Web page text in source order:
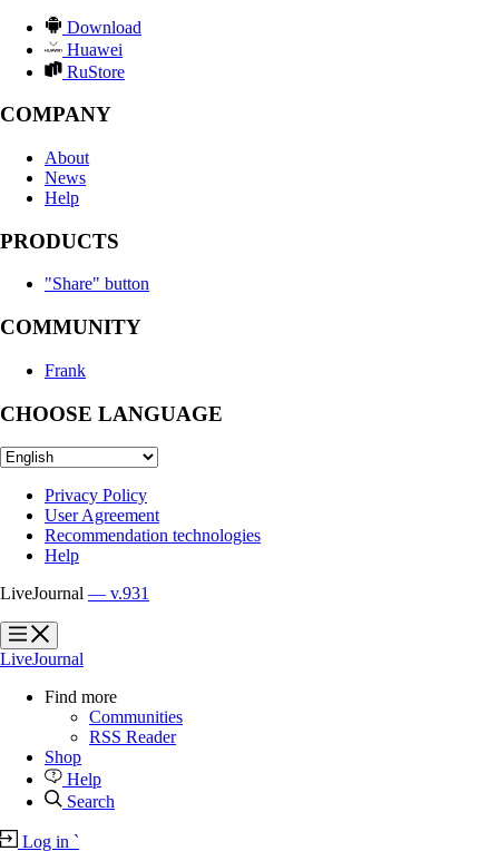
Download
Huawei
RuStore
COMPANY
About
News
Help
PRODUCTS
"Share" button
COMMUNITY
Frank
CHOOSE LANGUAGE
Privacy Policy
User Agreement
Recommendation technologies
Help
LiveJournal — v.931
?
?
LiveJournal
Find more
Communities
RSS Reader
Shop
Help
Search
Log in `